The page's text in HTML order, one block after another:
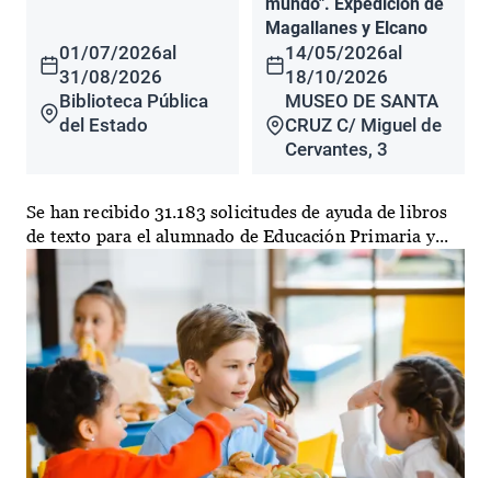
01/07/2026al
31/08/2026
Biblioteca Pública
del Estado
Magallanes y Elcano
14/05/2026al
18/10/2026
MUSEO DE SANTA
CRUZ C/ Miguel de
Cervantes, 3
Se han recibido 31.183 solicitudes de ayuda de libros
de texto para el alumnado de Educación Primaria y...